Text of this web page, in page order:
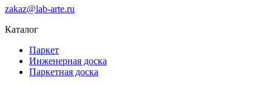
zakaz@lab-arte.ru
Каталог
Паркет
Инженерная доска
Паркетная доска